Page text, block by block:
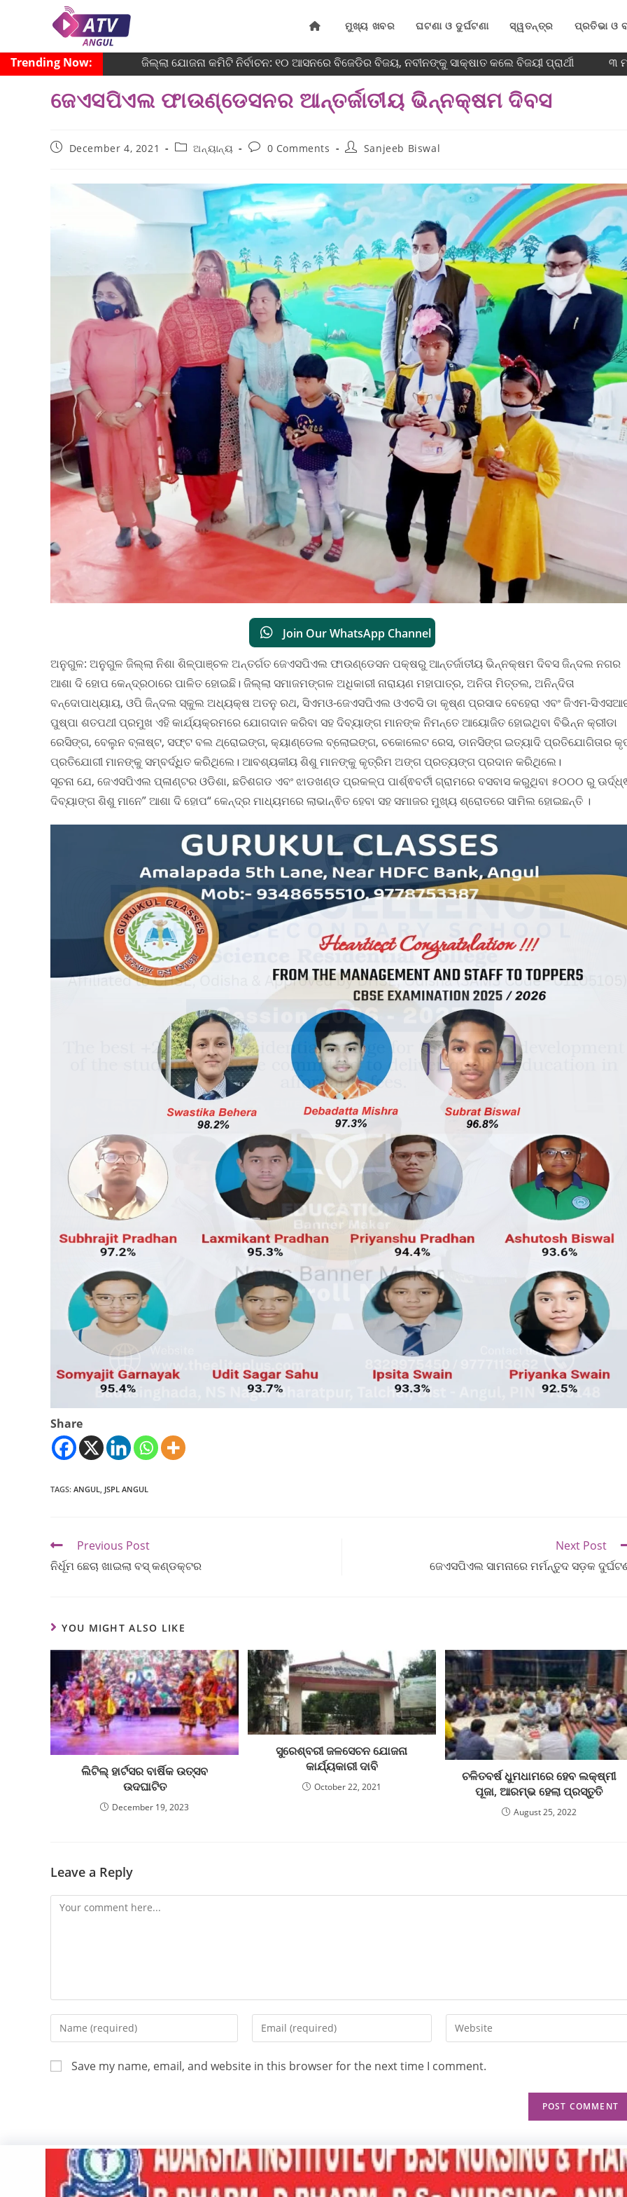
ମୁଖ୍ୟ ଖବର ଘଟଣା ଓ ଦୁର୍ଘଟଣା ସ୍ୱତନ୍ତ୍ର ପ୍ରତିଭା ଓ
Trending Now: ଜିଲ୍ଲା ଯୋଜନା କମିଟି ନିର୍ବାଚନ: ୧୦ ଆସନରେ ବିଜେଡିର ବିଜୟ, ନବୀନଙ୍କୁ ସାକ୍ଷାତ କଲେ ବିଜୟୀ ପ୍ରାର୍ଥୀ ୩
ଜେଏସପିଏଲ ଫାଉଣ୍ଡେସନର ଆନ୍ତର୍ଜାତୀୟ ଭିନ୍ନକ୍ଷମ ଦିବସ
December 4, 2021 ଅନ୍ୟାନ୍ୟ 0 Comments Sanjeeb Biswal
Join Our WhatsApp Channel
ଅନୁଗୁଳ: ଅନୁଗୁଳ ଜିଲ୍ଲା ନିଶା ଶିଳ୍ପାଞ୍ଚଳ ଅନ୍ତର୍ଗତ ଜେଏସପିଏଲ ଫାଉଣ୍ଡେସନ ପକ୍ଷରୁ ଆନ୍ତର୍ଜାତୀୟ ଭିନ୍ନକ୍ଷମ ଦିବସ ଜିନ୍ଦଲ ନଗର
ଆଶା ଦି ହୋପ କେନ୍ଦ୍ରଠାରେ ପାଳିତ ହୋଇଛି। ଜିଲ୍ଲା ସମାଜମଙ୍ଗଳ ଅଧିକାରୀ ନାରାୟଣ ମହାପାତ୍ର, ଅନିତା ମିତ୍ତଲ, ଅନିନ୍ଦିତା
ବନ୍ଦୋପାଧ୍ୟାୟ, ଓପି ଜିନ୍ଦଲ ସ୍କୁଲ ଅଧ୍ୟକ୍ଷ ଅତନୁ ରଥ, ସିଏମଓ-ଜେଏସପିଏଲ ଓଏଚସି ଡା କୃଷ୍ଣ ପ୍ରସାଦ ବେହେରା ଏବଂ ଜିଏମ-
ପୁଷ୍ପା ଶତପଥୀ ପ୍ରମୁଖ ଏହି କାର୍ଯ୍ୟକ୍ରମରେ ଯୋଗଦାନ କରିବା ସହ ଦିବ୍ୟାଙ୍ଗ ମାନଙ୍କ ନିମନ୍ତେ ଆୟୋଜିତ ହୋଇଥିବା ବିଭିନ୍ନ କ୍ରୀଡା
ରେସିଙ୍ଗ, ବେଲୁନ ବ୍ଳାଷ୍ଟ, ସଫ୍ଟ ବଲ ଥ୍ରୋଇଙ୍ଗ, କ୍ୟାଣ୍ଡେଲ ବ୍ଲୋଇଙ୍ଗ, ଚକୋଲେଟ ରେସ, ଡାନସିଙ୍ଗ ଇତ୍ୟାଦି ପ୍ରତିଯୋଗିତାର
ପ୍ରତିଯୋଗୀ ମାନଙ୍କୁ ସମ୍ବର୍ଦ୍ଧିତ କରିଥିଲେ। ଆବଶ୍ୟକୀୟ ଶିଶୁ ମାନଙ୍କୁ କୃତ୍ରିମ ଅଙ୍ଗ ପ୍ରତ୍ୟଙ୍ଗ ପ୍ରଦାନ କରିଥିଲେ।
ସୂଚନା ଯେ, ଜେଏସପିଏଲ ପ୍ଳାଣ୍ଟର ଓଡିଶା, ଛତିଶଗଡ ଏବଂ ଝାଡଖଣ୍ଡ ପ୍ରକଳ୍ପ ପାର୍ଶ୍ଵବର୍ତୀ ଗ୍ରାମରେ ବସବାସ କରୁଥିବା ୫୦୦୦ ରୁ
ଦିବ୍ୟାଙ୍ଗ ଶିଶୁ ମାନେ” ଆଶା ଦି ହୋପ“ କେନ୍ଦ୍ର ମାଧ୍ୟମରେ ଲାଭାନ୍ଵିତ ହେବା ସହ ସମାଜର ମୁଖ୍ୟ ଶ୍ରୋତରେ ସାମିଲ ହୋଇଛନ୍ତି ।
Share
TAGS: ANGUL, JSPL ANGUL
Previous Post
ନିର୍ଧୂମ ଛେଚା ଖାଇଲା ବସ୍ କଣ୍ଡକ୍ଟର
Next Post
ଜେଏସପିଏଲ ସାମନାରେ ମର୍ମନ୍ତୁଦ ସଡ଼କ
YOU MIGHT ALSO LIKE
ଲିଟିଲ୍ ହାର୍ଟସର ବାର୍ଷିକ ଉତ୍ସବ
ଉଦଘାଟିତ
December 19, 2023
ସୁରେଶ୍ବରୀ ଜଳସେଚନ ଯୋଜନା
କାର୍ଯ୍ୟକାରୀ ଦାବି
October 22, 2021
ଚଳିତବର୍ଷ ଧୁମଧାମରେ ହେବ ଲକ୍ଷ୍ମୀ
ପୂଜା, ଆରମ୍ଭ ହେଲା ପ୍ରସ୍ତୁତି
August 25, 2022
Leave a Reply
Save my name, email, and website in this browser for the next time I comment.
Copyright 2026 - ATV Angul All Rights Reserved